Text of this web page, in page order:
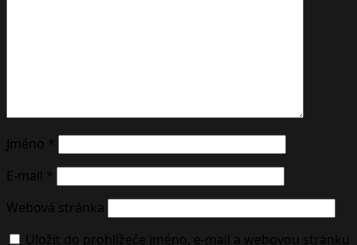
Jméno *
E-mail *
Webová stránka
Uložit do prohlížeče jméno, e-mail a webovou stránku